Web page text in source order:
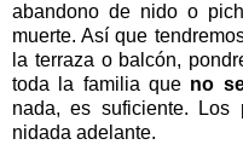
abandono de nido o
muerte. Así que
la terraza o balcón,
toda la familia que no
nada, es suficiente. Los
nidada adelante.